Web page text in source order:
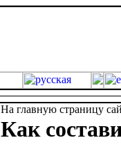
На главную страницу
Как